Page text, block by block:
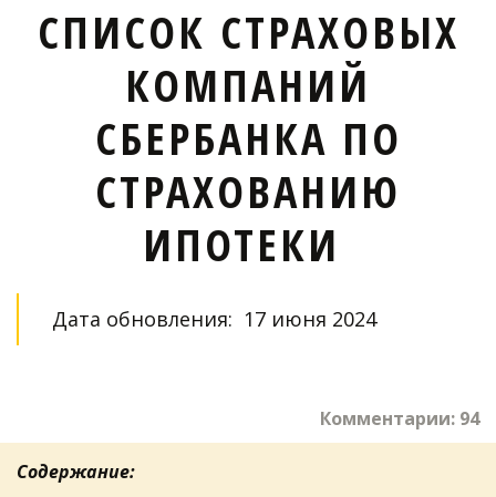
СПИСОК СТРАХОВЫХ
КОМПАНИЙ
СБЕРБАНКА ПО
СТРАХОВАНИЮ
ИПОТЕКИ
Дата обновления:  17 июня 2024
Комментарии: 94
Содержание: